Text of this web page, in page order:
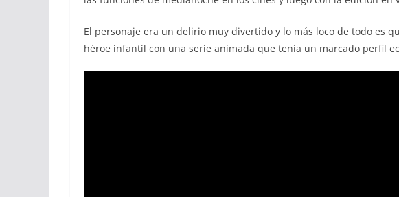
El personaje era un delirio muy divertido y lo más loco de todo es
héroe infantil con una serie animada que tenía un marcado perfil